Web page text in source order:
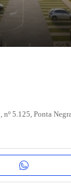
5.125, Ponta